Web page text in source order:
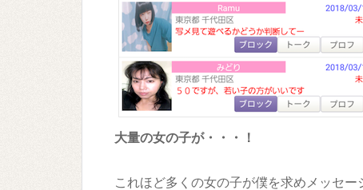
大量の女の子が・・・！
これほど多くの女の子が僕を求めメッセ